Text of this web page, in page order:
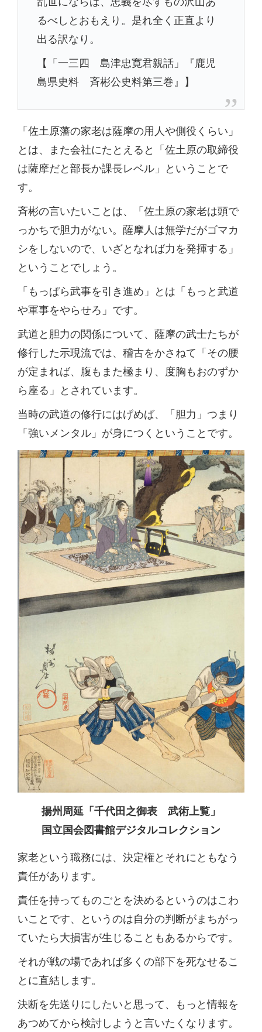
るべしとおもえり。是れ全く正直より
出る訳なり。
【「一三四 島津忠寛君親話」『鹿児
島県史料 斉彬公史料第三巻』】
「佐土原藩の家老は薩摩の用人や側役くらい」
とは、また会社にたとえると「佐土原の取締役
は薩摩だと部長か課長レベル」ということで
す。
斉彬の言いたいことは、「佐土原の家老は頭で
っかちで胆力がない。薩摩人は無学だがゴマカ
シをしないので、いざとなれば力を発揮する」
ということでしょう。
「もっぱら武事を引き進め」とは「もっと武道
や軍事をやらせろ」です。
武道と胆力の関係について、薩摩の武士たちが
修行した示現流では、稽古をかさねて「その腰
が定まれば、腹もまた極まり、度胸もおのずか
ら座る」とされています。
当時の武道の修行にはげめば、「胆力」つまり
「強いメンタル」が身につくということです。
揚州周延「千代田之御表 武術上覧」
国立国会図書館デジタルコレクション
家老という職務には、決定権とそれにともなう
責任があります。
責任を持ってものごとを決めるというのはこわ
いことです、というのは自分の判断がまちがっ
ていたら大損害が生じることもあるからです。
それが戦の場であれば多くの部下を死なせるこ
とに直結します。
決断を先送りにしたいと思って、もっと情報を
あつめてから検討しようと言いたくなります。